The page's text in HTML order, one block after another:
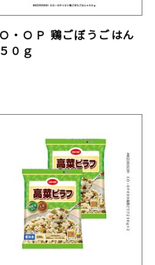
・ＯＰ 鶏ごぼうごはん
０ｇ